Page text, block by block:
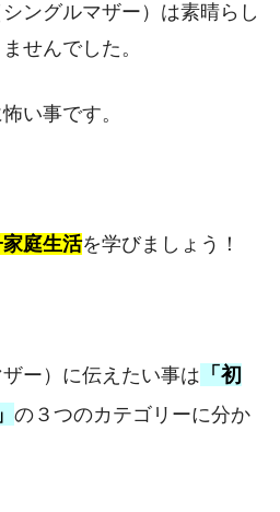
ングルマザー）は素晴らし
せんでした。
い事です。
庭生活を学びましょう！
ー）に伝えたい事は 「初
の３つのカテゴリーに分か